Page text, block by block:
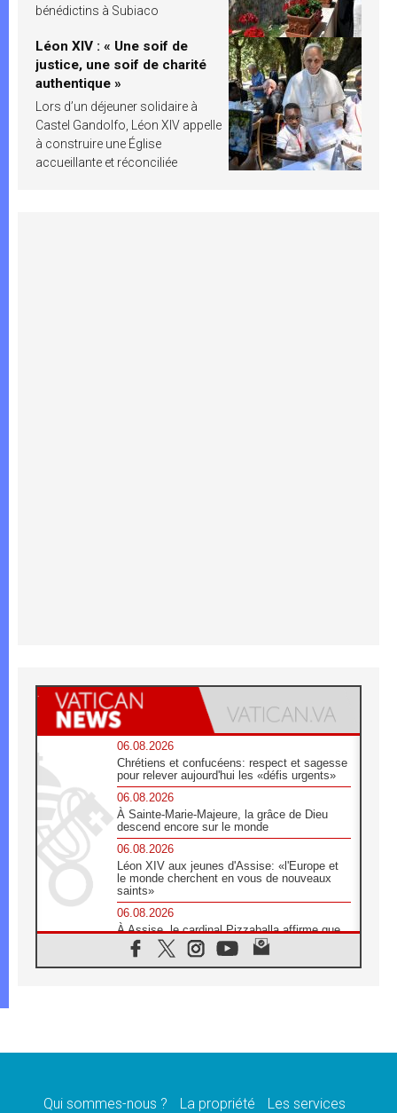
bénédictins à Subiaco
Léon XIV : « Une soif de
justice, une soif de charité
authentique »
Lors d’un déjeuner solidaire à
Castel Gandolfo, Léon XIV appelle
à construire une Église
accueillante et réconciliée
06.08.2026
Chrétiens et confucéens: respect et sagesse
pour relever aujourd'hui les «défis urgents»
06.08.2026
À Sainte-Marie-Majeure, la grâce de Dieu
descend encore sur le monde
06.08.2026
Léon XIV aux jeunes d'Assise: «l'Europe et
le monde cherchent en vous de nouveaux
saints»
06.08.2026
À Assise, le cardinal Pizzaballa affirme que
«les chrétiens veulent la paix»
06.08.2026
message de paix et de dignité humaine»
Qui sommes-nous ? La propriété Les services